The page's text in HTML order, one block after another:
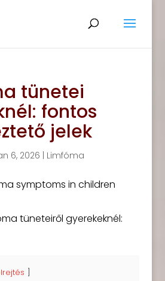
tünetei
fontos
jelek
6, 2026 Limfóma
tüneteiről gyerekeknél: